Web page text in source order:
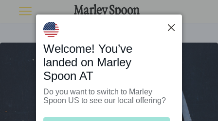
Welcome! You’ve
landed on Marley
Spoon AT
Do you want to switch to Marley
Spoon US to see our local offering?